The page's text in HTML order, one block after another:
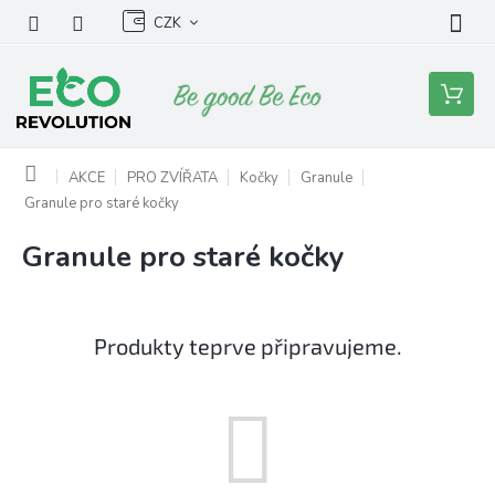
obsah
CZK
Nákupní
košík
Domů AKCE PRO ZVÍŘATA Kočky
Granule
Granule pro staré kočky
Granule pro staré kočky
Produkty teprve připravujeme.